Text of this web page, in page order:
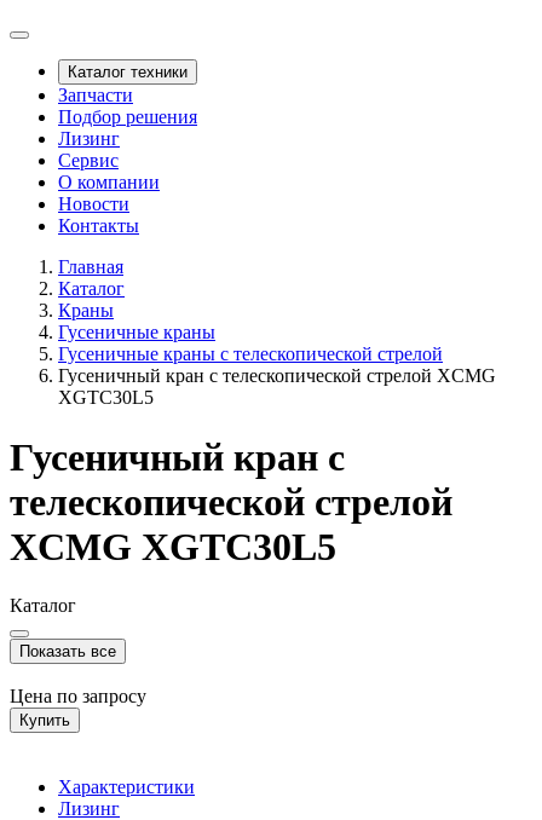
Каталог техники
Запчасти
Подбор решения
Лизинг
Сервис
О компании
Новости
Контакты
Главная
Каталог
Краны
Гусеничные краны
Гусеничные краны с телескопической стрелой
Гусеничный кран с телескопической стрелой XCMG
XGTC30L5
Гусеничный кран с
телескопической стрелой
XCMG XGTC30L5
Каталог
Показать все
Цена по запросу
Купить
Характеристики
Лизинг